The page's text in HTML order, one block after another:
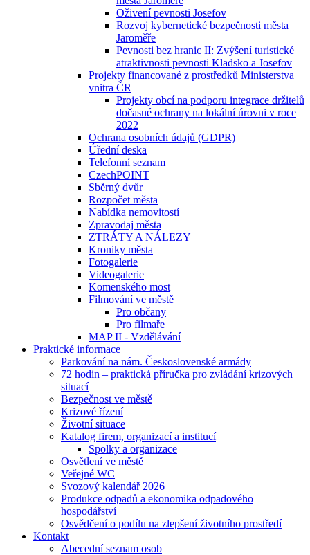
Oživení pevnosti Josefov
Rozvoj kybernetické bezpečnosti města
Jaroměře
Pevnosti bez hranic II: Zvýšení turistické
atraktivnosti pevnosti Kladsko a Josefov
Projekty financované z prostředků Ministerstva
vnitra ČR
Projekty obcí na podporu integrace držitelů
dočasné ochrany na lokální úrovni v roce
2022
Ochrana osobních údajů (GDPR)
Úřední deska
Telefonní seznam
CzechPOINT
Sběrný dvůr
Rozpočet města
Nabídka nemovitostí
Zpravodaj města
ZTRÁTY A NÁLEZY
Kroniky města
Fotogalerie
Videogalerie
Komenského most
Filmování ve městě
Pro občany
Pro filmaře
MAP II - Vzdělávání
Praktické informace
Parkování na nám. Československé armády
72 hodin – praktická příručka pro zvládání krizových
situací
Bezpečnost ve městě
Krizové řízení
Životní situace
Katalog firem, organizací a institucí
Spolky a organizace
Osvětlení ve městě
Veřejné WC
Svozový kalendář 2026
Produkce odpadů a ekonomika odpadového
hospodářství
Osvědčení o podílu na zlepšení životního prostředí
Kontakt
Abecední seznam osob